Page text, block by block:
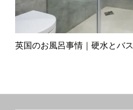
英国のお風呂事情｜硬水とバ